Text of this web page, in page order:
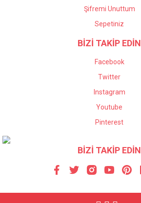
Şifremi Unuttum
Sepetiniz
BİZİ TAKİP EDİN
Facebook
Twitter
Instagram
Youtube
Pinterest
BİZİ TAKİP EDİN